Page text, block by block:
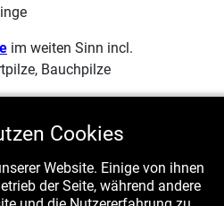
im weiten Sinn incl.
Bauchpilze
Mehltaupilze
Ausnahme der Echten
Cookies
Website. Einige von ihnen
der Seite, während andere